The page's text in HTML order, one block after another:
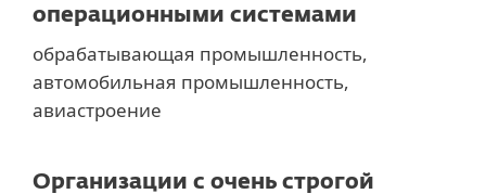
операционными системами
обрабатывающая промышленность,
автомобильная промышленность,
авиастроение
Организации с очень строгой